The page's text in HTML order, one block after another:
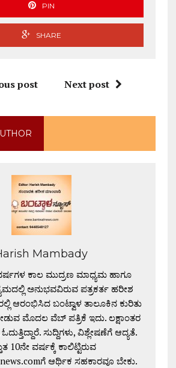
PIN
SHARE
post Next post
Mambady
ಕಾಲ ಮುದ್ರಣ ಮಾಧ್ಯಮ ಹಾಗೂ
ಅನುಭವವಿರುವ ಪತ್ರಕರ್ತ ಹರೀಶ
ಆರಂಭಿಸಿದ ಬಂಟ್ವಾಳ ತಾಲೂಕಿನ ಕುರಿತು
ಮೊದಲ ವೆಬ್ ಪತ್ರಿಕೆ ಇದು. ಲಕ್ಷಾಂತರ
ಸುದ್ದಿಗಳು, ವಿಶ್ಲೇಷಣೆಗೆ ಆದ್ಯತೆ.
10ನೇ ವರ್ಷಕ್ಕೆ ಕಾಲಿಟ್ಟಿರುವ
ಆರ್ಥಿಕ ಸಹಕಾರವೂ ಬೇಕು.